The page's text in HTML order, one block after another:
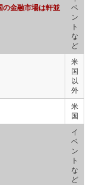
の金融市場は軒並
ベ
ン
ト
な
ど
米
国
以
外
米
国
イ
ベ
ン
ト
な
ど